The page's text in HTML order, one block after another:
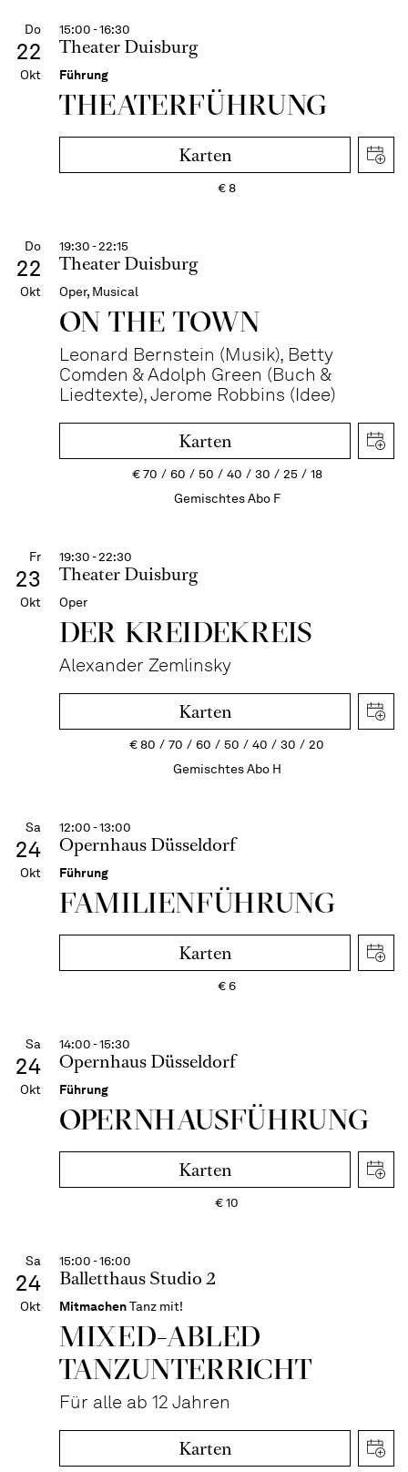
Do
22
Okt
15:00 - 16:30
Theater Duisburg
Führung
THEATER­FÜHR­UNG
Karten
€8
Do
22
Okt
19:30 - 22:15
Theater Duisburg
Oper, Musical
ON THE TOWN
Leonard Bernstein (Musik), Betty
Comden & Adolph Green (Buch &
Liedtexte), Jerome Robbins (Idee)
Karten
€70 60 50 40 30 25
18
Gemischtes Abo F
Fr
23
Okt
19:30 - 22:30
Theater Duisburg
Oper
DER KREIDE­KREIS
Alexander Zemlinsky
Karten
€80 70 60 50 40 30
20
Gemischtes Abo H
Sa
24
Okt
12:00 - 13:00
Opernhaus Düsseldorf
Führung
FAMI­LIEN­FÜH­RUNG
Karten
€6
Sa
24
Okt
14:00 - 15:30
Opernhaus Düsseldorf
Führung
OPERN­HAUS­FÜH­RUNG
Karten
€10
Sa
24
Okt
15:00 - 16:00
Balletthaus Studio 2
MitmachenTanz mit!
MIXED-­ABLED
TANZ­UNTER­RICHT
Für alle ab 12 Jahren
Karten